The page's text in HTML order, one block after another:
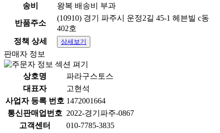
본 상품은 공급사(제조, 유통사)에서 직배송되는 상품입
니다.
고객님 주문 시 상품 출고, 택배 발송을 위하여 수령자
명, 수령자 주소, 수령자 연락처 등 개인정보를 직배송사
및 택배사로 제공되며
주문처리 및 택배 발송 이외의 용도로는 사용하지 않습
니다.
위 내용을 확인 후 동의하였을 때 주문해 주세요.
직배송 회사명: 대웅에이젠시
택배사명: 롯데택배
상품 정보고시
송비
왕복 배송비 부과
반품주소
(10910) 경기 파주시 운정2길 45-1 헤븐빌 c동
402호
정책 상세
상세보기
판매자 정보
상호명
파라구스토스
대표자
고현석
사업자 등록 번호 1472001664
통신판매업번호 2022-경기파주-0867
고객센터
010-7785-3835